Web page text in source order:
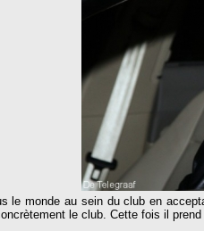
le monde au sein du club en
le club. Cette fois il